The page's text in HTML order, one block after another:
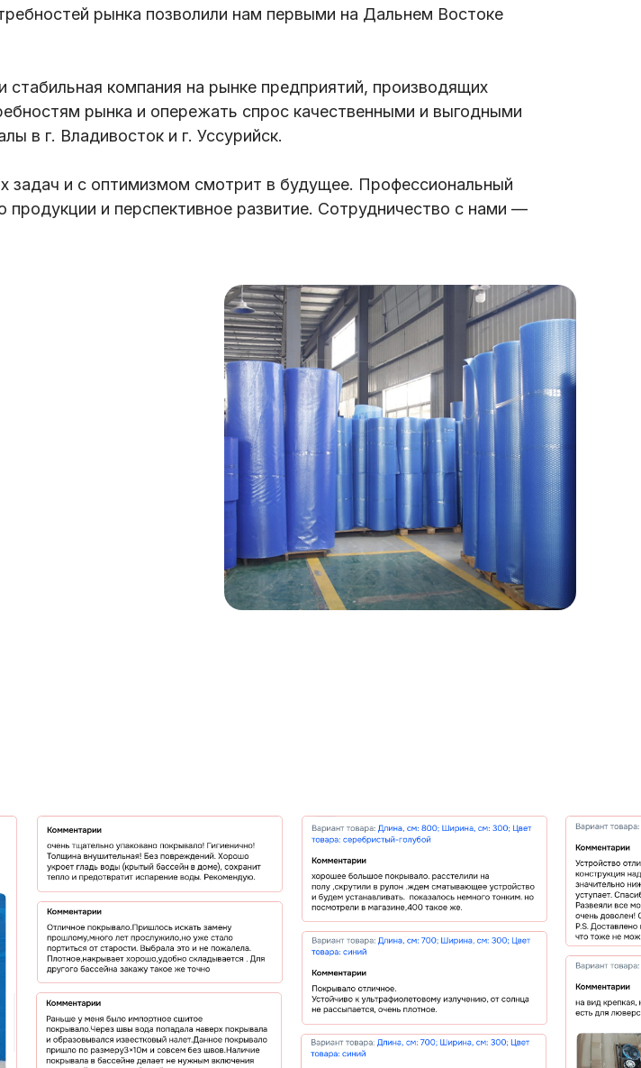
рынка позволили нам первыми на Дальнем Востоке
компания на рынке предприятий, производящих
рынка и опережать спрос качественными и выгодными
в г. Владивосток и г. Уссурийск.
задач и с оптимизмом смотрит в будущее. Профессиональный
и перспективное развитие. Сотрудничество с нами —